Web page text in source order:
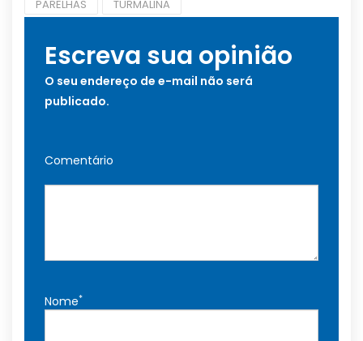
PARELHAS TURMALINA
Escreva sua opinião
O seu endereço de e-mail não será
publicado.
Comentário
Nome*